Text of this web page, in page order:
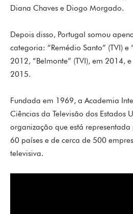
Diana Chaves e Diogo Morgado.
Depois disso, Portugal somou
categoria: “Remédio Santo” (TVI) e
2012, “Belmonte” (TVI), em 2014, e
2015.
Fundada em 1969, a Academia
Ciências da Televisão dos Estados
organização que está
60 países e de cerca de 500
televisiva.